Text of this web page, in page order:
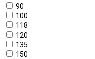
90
100
118
120
135
150